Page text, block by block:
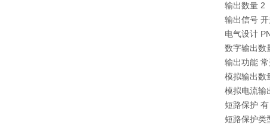
输出数量 2
输出信号
电气设计
数字输出数
输出功能
模拟输出数
模拟电流输
短路保护 有
短路保护类